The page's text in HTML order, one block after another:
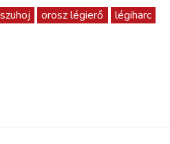
szuhoj orosz légierő
légiharc